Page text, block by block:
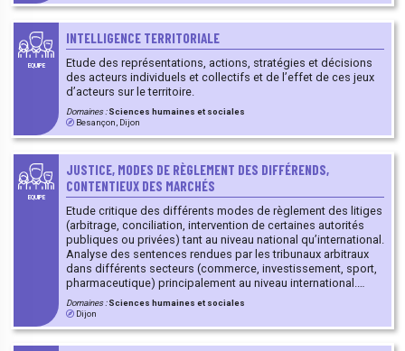
discrimination, citoyenneté. Etude des relations
EQUIPE
INTELLIGENCE TERRITORIALE
Etude des représentations, actions, stratégies et décisions
des acteurs individuels et collectifs et de l’effet de ces jeux
d’acteurs sur le territoire.
Domaines :Sciences humaines et sociales
Besançon, Dijon
EQUIPE
JUSTICE, MODES DE RÈGLEMENT DES DIFFÉRENDS,
CONTENTIEUX DES MARCHÉS
Etude critique des différents modes de règlement des litiges
(arbitrage, conciliation, intervention de certaines autorités
publiques ou privées) tant au niveau national qu’international.
Analyse des sentences rendues par les tribunaux arbitraux
dans différents secteurs (commerce, investissement, sport,
pharmaceutique) principalement au niveau international.
Analyse également des décisions rendues par certaines
juridictions étatiques (Conseil constitutionnel par ex.) et inter-
étatiques.
Domaines :Sciences humaines et sociales
Dijon